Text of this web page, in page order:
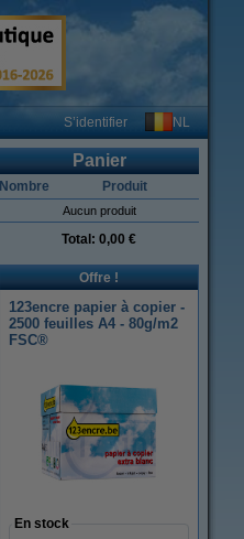
S’identifier NL
Panier
Nombre Produit
Aucun produit
Total: 0,00 €
Offre !
123encre papier à copier -
2500 feuilles A4 - 80g/m2
FSC®
En stock